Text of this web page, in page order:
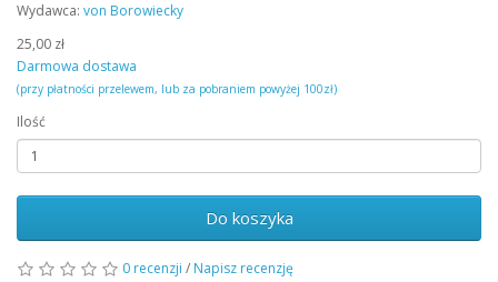
Wydawca: von Borowiecky
25,00 zł
Darmowa dostawa
(przy płatności przelewem, lub za pobraniem powyżej 100zł)
Ilość
Do koszyka
0 recenzji / Napisz recenzję